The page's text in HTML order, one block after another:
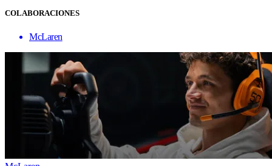
COLABORACIONES
McLaren